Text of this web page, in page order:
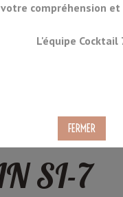
LA GLACE
compréhension et
L'équipe Cocktail
SI-7